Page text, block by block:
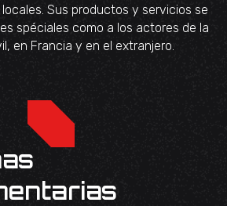
locales. Sus productos y servicios se
spéciales como a los actores de la
en Francia y en el extranjero.